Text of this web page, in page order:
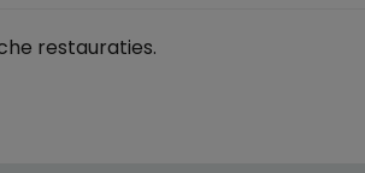
restauraties.